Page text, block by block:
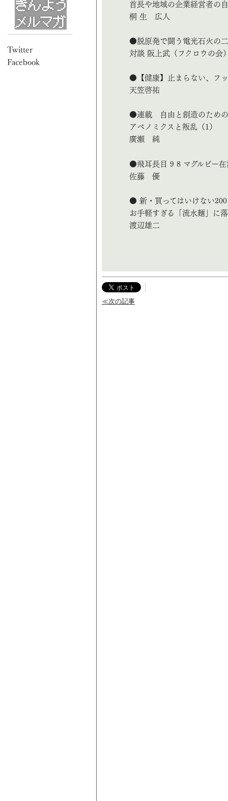
首長や地域の企業経営者の
桐 生 広人
●脱原発で闘う電光石火の
対談 阪上武（フクロウの会
●【健康】止まらない、フ
天笠啓祐
●連載 自由と創造のための
アベノミクスと叛乱（1）
廣瀬 純
●飛耳長目 9 8 マグルビー
佐藤 優
● 新・買ってはいけない200
お手軽すぎる「流水麺」に
渡辺雄二
≪次の記事